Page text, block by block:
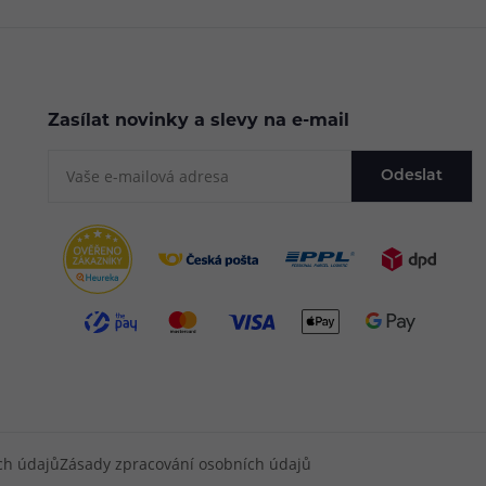
Zasílat novinky a slevy na e-mail
Odeslat
údajůZásady zpracování osobních údajů